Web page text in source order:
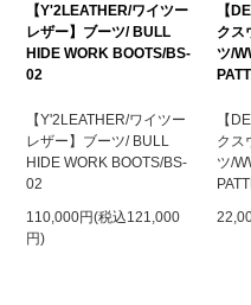
【Y'2LEATHER/ワイツー
レザー】ブーツ/ BULL
HIDE WORK BOOTS/BS-
02
【Y'2LEATHER/ワイツー
レザー】ブーツ/ BULL
HIDE WORK BOOTS/BS-
02
110,000円(税込121,000
円)
【
クス
ツ/
【
クス
ツ/